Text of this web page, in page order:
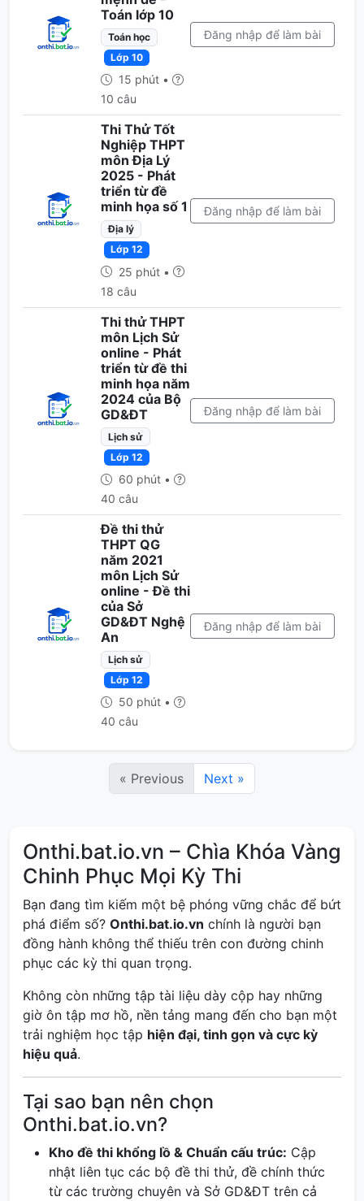
Toán lớp 10
Toán học
Lớp 10
15 phút •
10 câu
Đăng nhập để làm bài
Thi Thử Tốt
Nghiệp THPT
môn Địa Lý
2025 - Phát
triển từ đề
minh họa số 1
Địa lý
Lớp 12
25 phút •
18 câu
Đăng nhập để làm bài
Thi thử THPT
môn Lịch Sử
online - Phát
triển từ đề thi
minh họa năm
2024 của Bộ
GD&ĐT
Lịch sử
Lớp 12
60 phút •
40 câu
Đăng nhập để làm bài
Đề thi thử
THPT QG
năm 2021
môn Lịch Sử
online - Đề thi
của Sở
GD&ĐT Nghệ
An
Lịch sử
Lớp 12
50 phút •
40 câu
Đăng nhập để làm bài
« Previous Next »
Onthi.bat.io.vn – Chìa Khóa Vàng
Chinh Phục Mọi Kỳ Thi
Bạn đang tìm kiếm một bệ phóng vững chắc để bứt
phá điểm số? Onthi.bat.io.vn chính là người bạn
đồng hành không thể thiếu trên con đường chinh
phục các kỳ thi quan trọng.
Không còn những tập tài liệu dày cộp hay những
giờ ôn tập mơ hồ, nền tảng mang đến cho bạn một
trải nghiệm học tập hiện đại, tinh gọn và cực kỳ
hiệu quả.
Tại sao bạn nên chọn
Onthi.bat.io.vn?
Kho đề thi khổng lồ & Chuẩn cấu trúc: Cập
nhật liên tục các bộ đề thi thử, đề chính thức
từ các trường chuyên và Sở GD&ĐT trên cả